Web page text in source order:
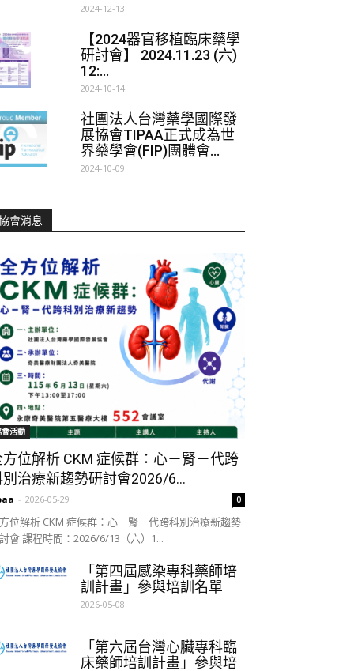
2024-12-13
【2024器官移植臨床藥學
研討會】 2024.11.23 (六)
12:...
2024-10-14
社團法人台灣藥學國際發
展協會TIPAA正式成為世
界藥學會(FIP)團體會...
2024-10-09
會消息
活動
方位解析 CKM 症候群：心－腎－代跨
別治療新趨勢研討會2026/6...
- 2026-05-29 0
位解析 CKM 症候群：心－腎－代跨科別治療新趨勢
會 課程時間：2026/6/13（六）1...
「第四屆感染專科藥師培
訓計畫」參與培訓名單
2026-05-08
「第六屆台灣心臟專科臨
床藥師培訓計畫」參與培